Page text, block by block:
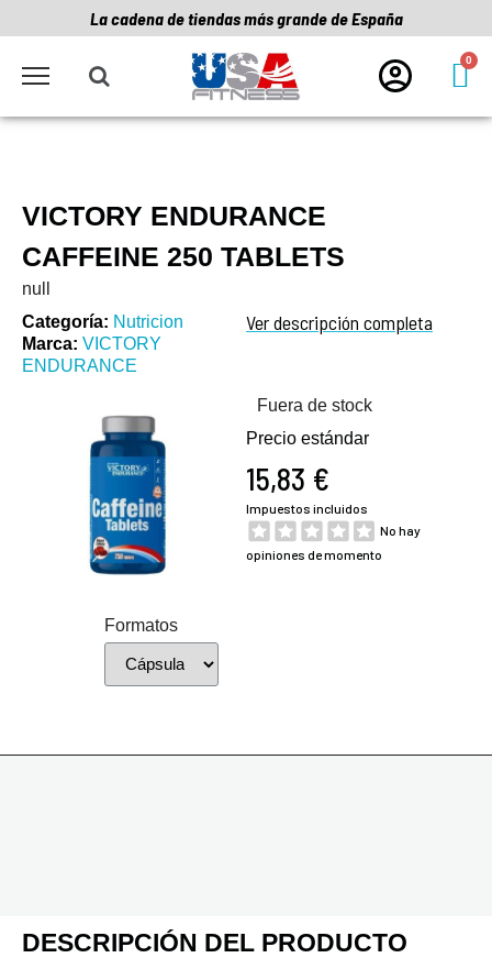
La cadena de tiendas más grande de España
VICTORY ENDURANCE
CAFFEINE 250 TABLETS
null
Categoría
Nutricion
Marca VICTORY
ENDURANCE
Ver descripción completa
Fuera de stock
Precio estándar
15,83 €
Impuestos incluidos
No hay
opiniones de momento
Formatos
DESCRIPCIÓN DEL PRODUCTO